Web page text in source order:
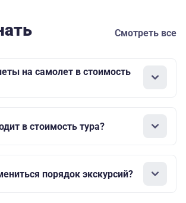
Смотреть все
на самолет в стоимость
в стоимость тура?
порядок экскурсий?